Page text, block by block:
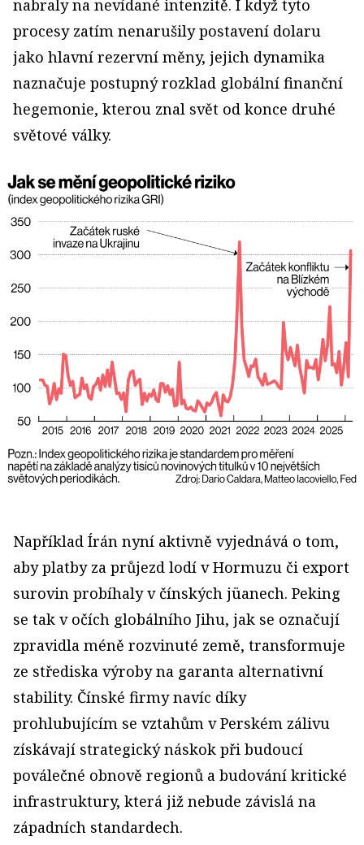
nabraly na nevídané intenzitě. I když tyto
procesy zatím nenarušily postavení dolaru
jako hlavní rezervní měny, jejich dynamika
naznačuje postupný rozklad globální finanční
hegemonie, kterou znal svět od konce druhé
světové války.
Například Írán nyní aktivně vyjednává o tom,
aby platby za průjezd lodí v Hormuzu či export
surovin probíhaly v čínských jüanech. Peking
se tak v očích globálního Jihu, jak se označují
zpravidla méně rozvinuté země, transformuje
ze střediska výroby na garanta alternativní
stability. Čínské firmy navíc díky
prohlubujícím se vztahům v Perském zálivu
získávají strategický náskok při budoucí
poválečné obnově regionů a budování kritické
infrastruktury, která již nebude závislá na
západních standardech.